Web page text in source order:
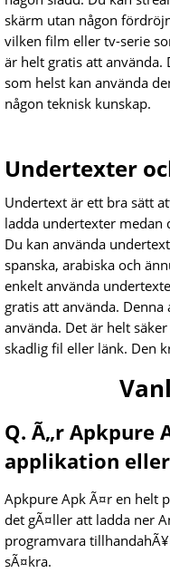
skärm utan någon
vilken film eller tv-serie
är helt gratis att använda.
som helst kan använda
någon teknisk kunskap.
Undertexter
Undertext är ett bra sätt
ladda undertexter medan
Du kan använda
spanska, arabiska och
enkelt använda
gratis att använda.
använda. Det är helt
skadlig fil eller länk. Den
Q. Ã„r Apkpure
applikation
Apkpure Apk Ã¤r en helt
det gÃ¤ller att ladda ner
programvara
sÃ¤kra.